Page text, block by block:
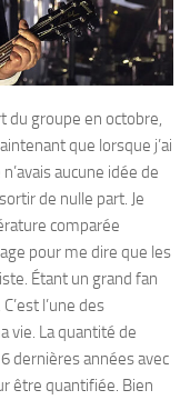
du groupe en octobre,
que lorsque j’ai
aucune idée de
de nulle part. Je
comparée
pour me dire que les
Étant un grand fan
l’une des
vie. La quantité de
dernières années avec
être quantifiée. Bien